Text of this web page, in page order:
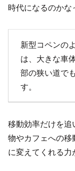
時代になるのかな
新型コペンの
は、大きな車
部の狭い道で
す。
移動効率だけを
物やカフェへの移
に変えてくれる力